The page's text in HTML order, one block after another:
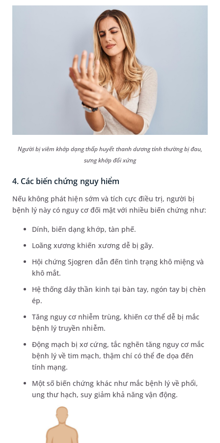
Người bị viêm khớp dạng thấp huyết thanh dương tính thường bị đau,
sưng khớp đối xứng
4. Các biến chứng nguy hiểm
Nếu không phát hiện sớm và tích cực điều trị, người bị
bệnh lý này có nguy cơ đối mặt với nhiều biến chứng như:
Dính, biến dạng khớp, tàn phế.
Loãng xương khiến xương dễ bị gãy.
Hội chứng Sjogren dẫn đến tình trạng khô miệng và
khô mắt.
Hệ thống dây thần kinh tại bàn tay, ngón tay bị chèn
ép.
Tăng nguy cơ nhiễm trùng, khiến cơ thể dễ bị mắc
bệnh lý truyền nhiễm.
Động mạch bị xơ cứng, tắc nghẽn tăng nguy cơ mắc
bệnh lý về tim mạch, thậm chí có thể đe dọa đến
tính mạng.
Một số biến chứng khác như mắc bệnh lý về phổi,
ung thư hạch, suy giảm khả năng vận động.